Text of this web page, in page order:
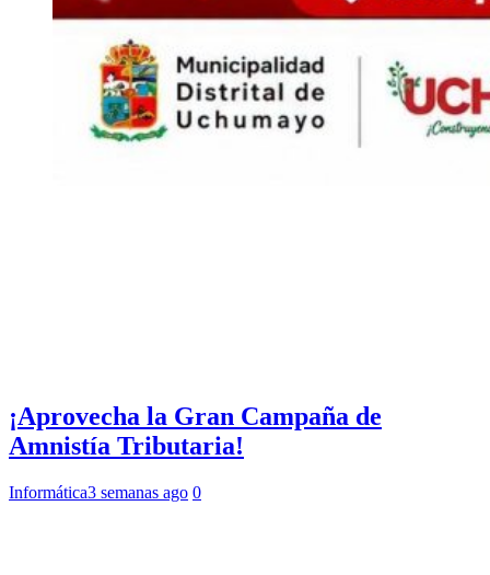
¡Aprovecha la Gran Campaña de
Amnistía Tributaria!
Informática3 semanas ago 0